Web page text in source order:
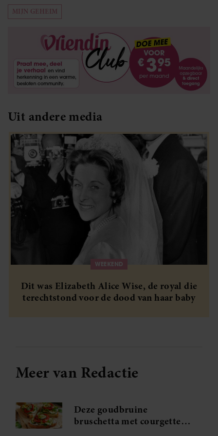
MIJN GEHEIM
Uit andere media
WEEKEND
Dit was Elizabeth Alice Wise, de royal die
terechtstond voor de dood van haar baby
Meer van Redactie
Deze goudbruine
bruschetta met courgette